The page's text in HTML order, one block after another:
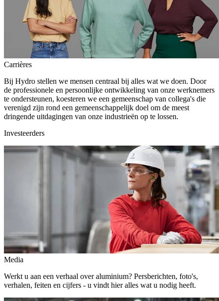
Carrières
Bij Hydro stellen we mensen centraal bij alles wat we doen. Door
de professionele en persoonlijke ontwikkeling van onze werknemers
te ondersteunen, koesteren we een gemeenschap van collega's die
verenigd zijn rond een gemeenschappelijk doel om de meest
dringende uitdagingen van onze industrieën op te lossen.
Investeerders
Media
Werkt u aan een verhaal over aluminium? Persberichten, foto's,
verhalen, feiten en cijfers - u vindt hier alles wat u nodig heeft.